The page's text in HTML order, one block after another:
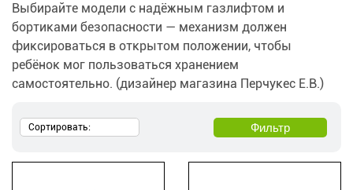
Выбирайте модели с надёжным газлифтом и
бортиками безопасности — механизм должен
фиксироваться в открытом положении, чтобы
ребёнок мог пользоваться хранением
самостоятельно. (дизайнер магазина Перчукес Е.В.)
Сортировать: Фильтр